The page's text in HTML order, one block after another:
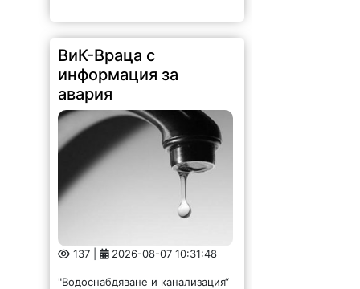
ВиК-Враца с
информация за
авария
137 | 2026-08-07 10:31:48
"Водоснабдяване и канализация“